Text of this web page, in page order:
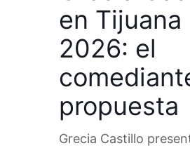
en Tijuana
2026: el
propuesta
Grecia Castillo